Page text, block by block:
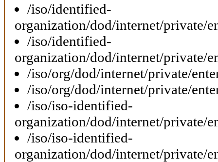
/iso/identified-
organization/dod/internet/private/
/iso/identified-
organization/dod/internet/private/
/iso/org/dod/internet/private/
/iso/org/dod/internet/private/
/iso/iso-identified-
organization/dod/internet/private/
/iso/iso-identified-
organization/dod/internet/private/